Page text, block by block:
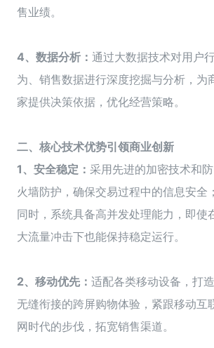
售业绩。
4、数据分析： 通过大数据技术对用户
为、销售数据进行深度挖掘与分析，为
家提供决策依据，优化经营策略。
二、核心技术优势引领商业创新
1、安全稳定： 采用先进的加密技术和防
火墙防护，确保交易过程中的信息安全；
同时，系统具备高并发处理能力，即使
大流量冲击下也能保持稳定运行。
2、移动优先： 适配各类移动设备，打造
无缝衔接的跨屏购物体验，紧跟移动互
网时代的步伐，拓宽销售渠道。